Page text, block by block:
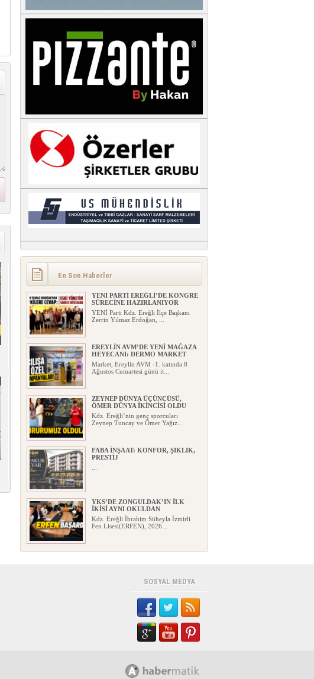
En Son Haberler
YENİ PARTİ EREĞLİ’DE KONGRE
SÜRECİNE HAZIRLANIYOR
YENİ Parti Kdz. Ereğli İlçe Başkanı
Zerrin Yılmaz Erdoğan, ...
EREYLİN AVM’DE YENİ MAĞAZA
HEYECANI: DERMO MARKET
Market, Ereylin AVM -1. katında 8
Ağustos Cumartesi günü it...
ZEYNEP DÜNYA ÜÇÜNCÜSÜ,
ÖMER DÜNYA İKİNCİSİ OLDU
Kdz. Ereğli’nin genç sporcuları
Zeynep Tuncay ve Ömer Yağız...
FABA İNŞAAT: KONFOR, ŞIKLIK,
PRESTİJ
...
YKS’DE ZONGULDAK’IN İLK
İKİSİ AYNI OKULDAN
Kdz. Ereğli İbrahim Süheyla İzmirli
Fen Lisesi(ERFEN), 2026...
EREĞLİ YENİ PARTİ’DE İLK
ederek Yeni Parti’ye ka...
HAYAT 112 ACİL MOBİL
UYGULAMA İLE TEK TUŞLA
HAYAT 112 Acil Mobil İhbar
Uygulaması’nın yeni kamu spotu y...
MÜDÜRÜ ERCÜMENT ÜNAL
VEFAT ETTİ!
SOSYAL MEDYA